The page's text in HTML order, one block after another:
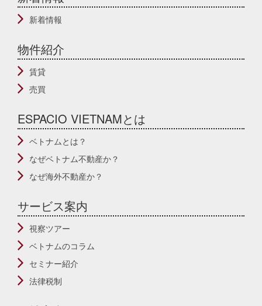
新着情報
物件紹介
賃貸
売買
ESPACIO VIETNAMとは
ベトナムとは？
なぜベトナム不動産か？
なぜ海外不動産か？
サービス案内
視察ツアー
ベトナムのコラム
セミナー紹介
法律税制